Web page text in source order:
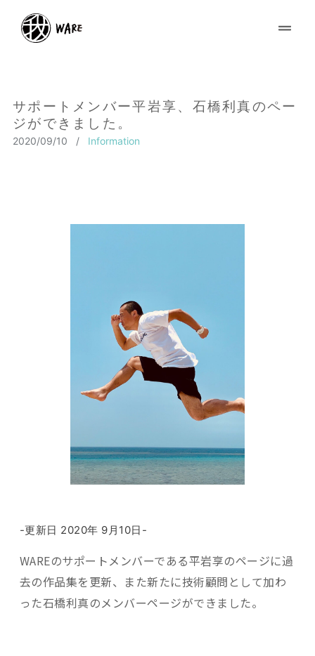
サポートメンバー平岩享、石橋利真のペー
ジができました。
2020/09/10 / Information
-更新日 2020年 9月10日-
WAREのサポートメンバーである平岩享のページに過
去の作品集を更新、また新たに技術顧問として加わ
った石橋利真のメンバーページができました。